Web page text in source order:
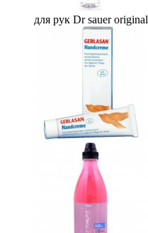
для рук Dr sauer original